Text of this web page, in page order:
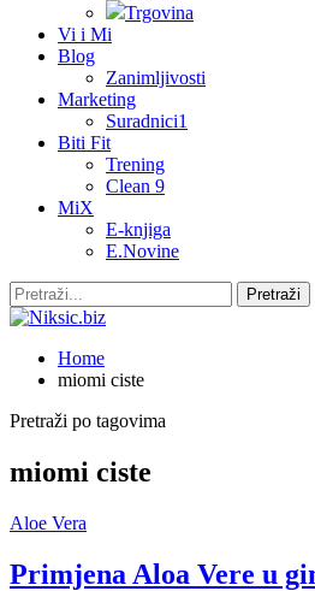
Trgovina
Vi i Mi
Blog
Zanimljivosti
Marketing
Suradnici1
Biti Fit
Trening
Clean 9
MiX
E-knjiga
E.Novine
Home
miomi ciste
Pretraži po tagovima
miomi ciste
Aloe Vera
Primjena Aloa Vere u